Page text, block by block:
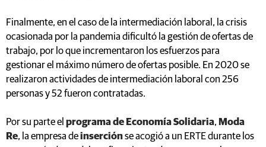
Finalmente, en el caso de la intermediación laboral, la crisis
ocasionada por la pandemia dificultó la gestión de ofertas de
trabajo, por lo que incrementaron los esfuerzos para
gestionar el máximo número de ofertas posible. En 2020 se
realizaron actividades de intermediación laboral con 256
personas y 52 fueron contratadas.
Por su parte el programa de Economía Solidaria, Moda
Re, la empresa deinserciónse acogió a un ERTE durante los